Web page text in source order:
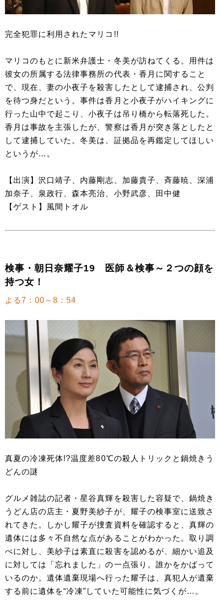
完全犯罪に利用されたマリコ!!
マリコのもとに新米弁護士・冬美が訪ねてくる。用件は
彼女の所属する法律事務所の代表・香月に関すること
で、現在、妻の小夜子を殺害したとして逮捕され、公判
を待つ身だという。事件は香月と小夜子がハイキングに
行った山中で起こり、小夜子は吊り橋から転落死した。
香月は事故を主張したが、警察は香月が突き落としたと
して逮捕していた。冬美は、証拠品を再鑑定してほしい
というが…。
【出演】沢口靖子、内藤剛志、加藤貴子、斉藤暁、深浦
加奈子、泉政行、森本亮治、小野武彦、田中健
【ゲスト】風間トオル
検事・朝日奈耀子19 医師＆検事～２つの顔を
持つ女！
よる7：00～8：54
真夏の冷凍死体!?温度差80℃の殺人トリックと鍋焼きう
どんの謎
グルメ雑誌の記者・星谷真輝を殺害した容疑で、鍋焼き
うどん店の店主・夏野美紗子が、耀子の検事室に送致さ
れてきた。しかし耀子が捜査資料を確認すると、真輝の
遺体には多々不自然な点があることがわかった。取り調
べに対し、美紗子は素直に殺害を認めるが、細かい追及
に対しては「忘れました」の一点張り。誰かをかばって
いるのか。遺体遺棄現場へ行った耀子は、真犯人が遺棄
する前に遺体を“冷凍”していた可能性に気づくが…。